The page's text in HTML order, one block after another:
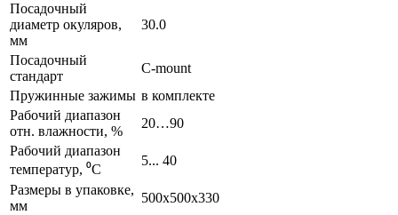
Посадочный
диаметр окуляров,
мм
30.0
Посадочный
стандарт
C-mount
Пружинные зажимы в комплекте
Рабочий диапазон
отн. влажности, %
20…90
Рабочий диапазон
температур, ⁰С
5... 40
Размеры в упаковке,
мм
500х500х330